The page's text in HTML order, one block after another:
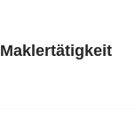
Maklertätigkeit